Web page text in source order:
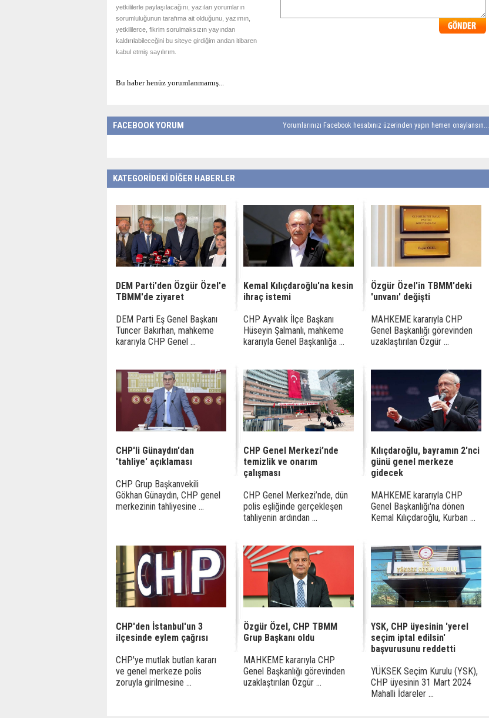
yetkililerle paylaşılacağını, yazılan yorumların
sorumluluğunun tarafıma ait olduğunu, yazımın,
yetkililerce, fikrim sorulmaksızın yayından
kaldırılabileceğini bu siteye girdiğim andan itibaren
kabul etmiş sayılırım.
Bu haber henüz yorumlanmamış...
FACEBOOK YORUM Yorumlarınızı Facebook hesabınız üzerinden yapın hemen onaylansın...
KATEGORİDEKİ DİĞER HABERLER
DEM Parti'den Özgür Özel'e
TBMM'de ziyaret
DEM Parti Eş Genel Başkanı
Tuncer Bakırhan, mahkeme
kararıyla CHP Genel ...
Kemal Kılıçdaroğlu'na kesin
ihraç istemi
CHP Ayvalık İlçe Başkanı
Hüseyin Şalmanlı, mahkeme
kararıyla Genel Başkanlığa ...
Özgür Özel'in TBMM'deki
'unvanı' değişti
MAHKEME kararıyla CHP
Genel Başkanlığı görevinden
uzaklaştırılan Özgür ...
CHP'li Günaydın'dan
'tahliye' açıklaması
CHP Grup Başkanvekili
Gökhan Günaydın, CHP genel
merkezinin tahliyesine ...
CHP Genel Merkezi’nde
temizlik ve onarım
çalışması
CHP Genel Merkezi’nde, dün
polis eşliğinde gerçekleşen
tahliyenin ardından ...
Kılıçdaroğlu, bayramın 2'nci
günü genel merkeze
gidecek
MAHKEME kararıyla CHP
Genel Başkanlığı'na dönen
Kemal Kılıçdaroğlu, Kurban ...
CHP'den İstanbul'un 3
ilçesinde eylem çağrısı
CHP'ye mutlak butlan kararı
ve genel merkeze polis
zoruyla girilmesine ...
Özgür Özel, CHP TBMM
Grup Başkanı oldu
MAHKEME kararıyla CHP
Genel Başkanlığı görevinden
uzaklaştırılan Özgür ...
YSK, CHP üyesinin 'yerel
seçim iptal edilsin'
başvurusunu reddetti
YÜKSEK Seçim Kurulu (YSK),
CHP üyesinin 31 Mart 2024
Mahalli İdareler ...